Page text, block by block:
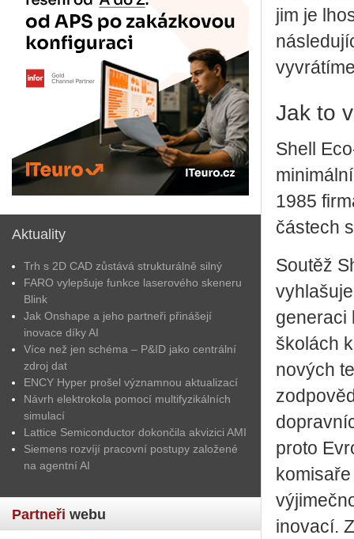
Aktuality
Trh s 2D CAD zůstává strukturálně silný
FARO vylepšuje funkce laserového skeneru
Blink
Jak Onshape a jeho partneři přinášejí
inovace díky AI
Více než jen schéma – P&ID jako centrální
zdroj dat
ENCY Hyper prošel významnou aktualizací
Návrh elektrokola pomocí multifyzikálních
simulací
Lattice Semiconductor dokončila akvizici AMI
Siemens rozvíjí pracovní postupy založené
na agentní AI
Partneři webu
jim je
Jak to
Shell
1985
částech
Soutěž
generaci
školách
nových
proto
inovací.